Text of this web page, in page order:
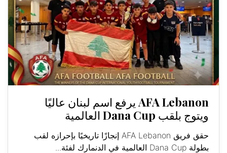
AFA Lebanon يرفع اسم لبنان عاليًا
ويتوج بلقب Dana Cup العالمية
حقق فريق AFA Lebanon إنجازًا تاريخيًا بإحرازه لقب
بطولة Dana Cup العالمية في الدنمارك لفئة...